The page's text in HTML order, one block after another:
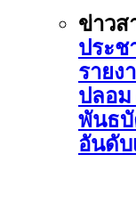
ข่าวส
ประ
รายง
ปลอม
พันธบั
อันดับ